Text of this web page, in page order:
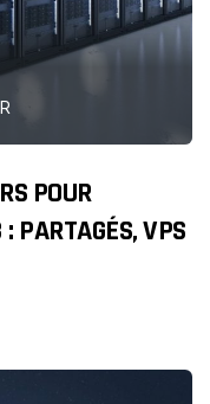
POUR
PARTAGÉS, VPS